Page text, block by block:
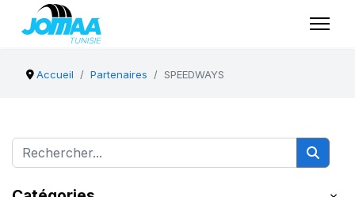
Accueil Partenaires SPEEDWAYS